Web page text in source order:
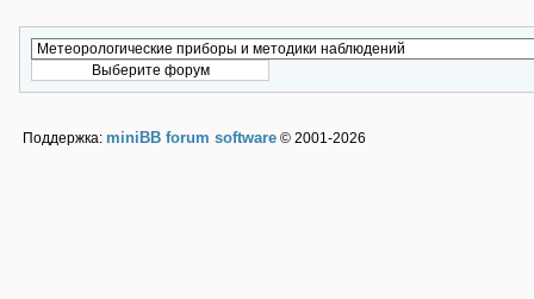
Поддержка: miniBB forum software © 2001-2026